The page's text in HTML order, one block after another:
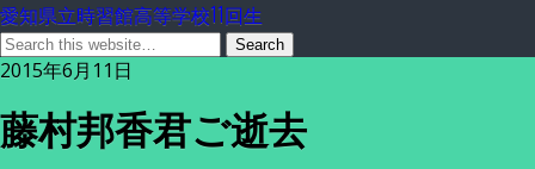
愛知県立時習館高等学校11回生
2015年6月11日
藤村邦香君ご逝去